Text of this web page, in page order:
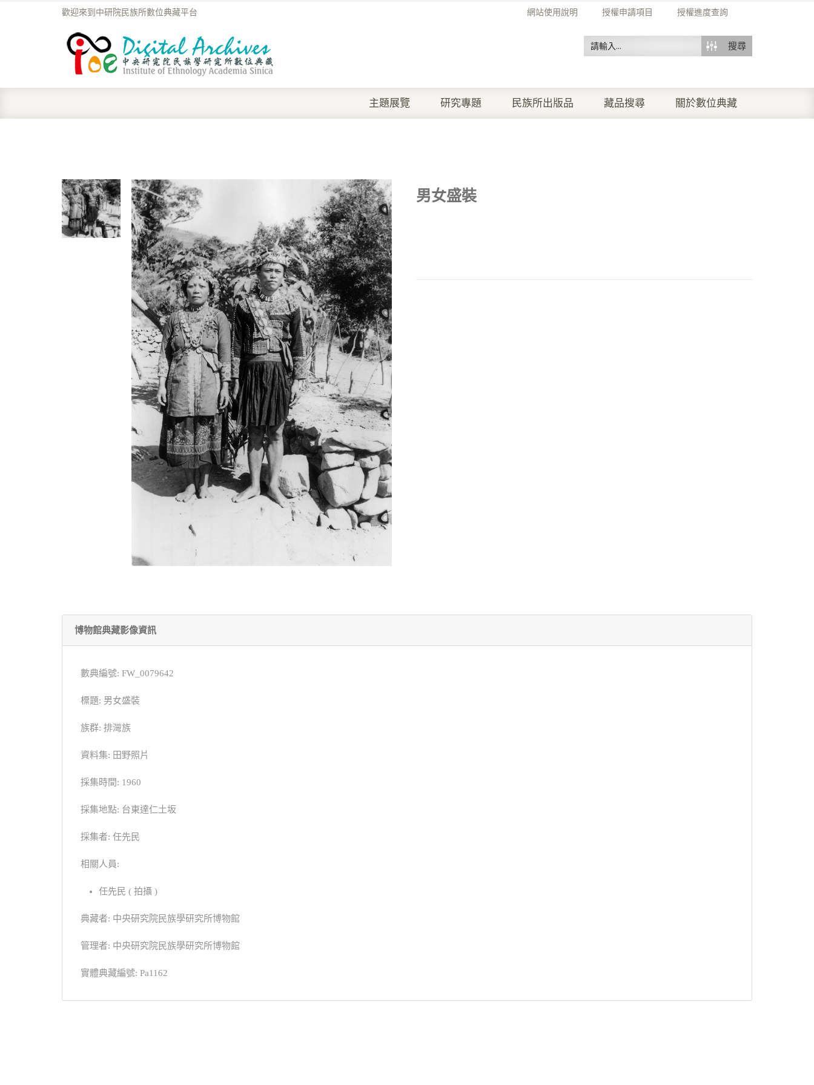
網站使用說明 授權申請項目 授權進度查詢
歡迎來到中研院民族所數位典藏平台
搜尋
主題展覽 研究專題 民族所出版品 藏品搜尋 關於數位典藏
男女盛裝
博物館典藏影像資訊
數典編號: FW_0079642
標題: 男女盛裝
族群: 排灣族
資料集: 田野照片
採集時間: 1960
採集地點: 台東達仁土坂
採集者: 任先民
相關人員:
任先民 ( 拍攝 )
典藏者: 中央研究院民族學研究所博物館
管理者: 中央研究院民族學研究所博物館
實體典藏編號: Pa1162